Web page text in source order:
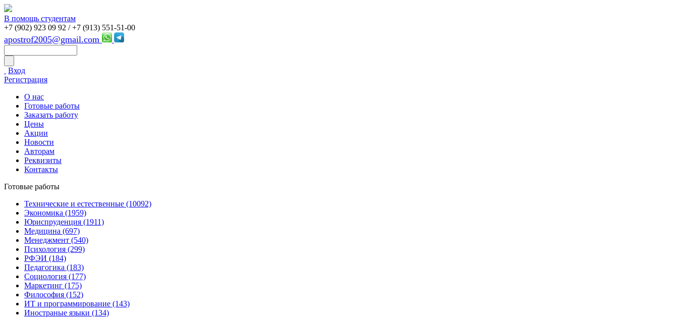
В помощь студентам
+7 (902) 923 09 92 /+7 (913) 551-51-00
apostrof2005@gmail.com
Вход
Регистрация
О нас
Готовые работы
Заказать работу
Цены
Акции
Новости
Авторам
Реквизиты
Контакты
Готовые работы
Технические и естественные (10092)
Экономика (1959)
Юриспруденция (1911)
Медицина (697)
Менеджмент (540)
Психология (299)
РФЭИ (184)
Педагогика (183)
Социология (177)
Маркетинг (175)
Философия (152)
ИТ и программирование (143)
Иностраные языки (134)